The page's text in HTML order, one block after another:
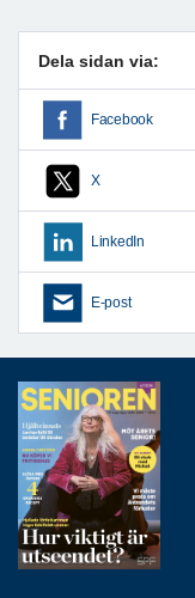
Dela sidan via:
Facebook
X
LinkedIn
E-post